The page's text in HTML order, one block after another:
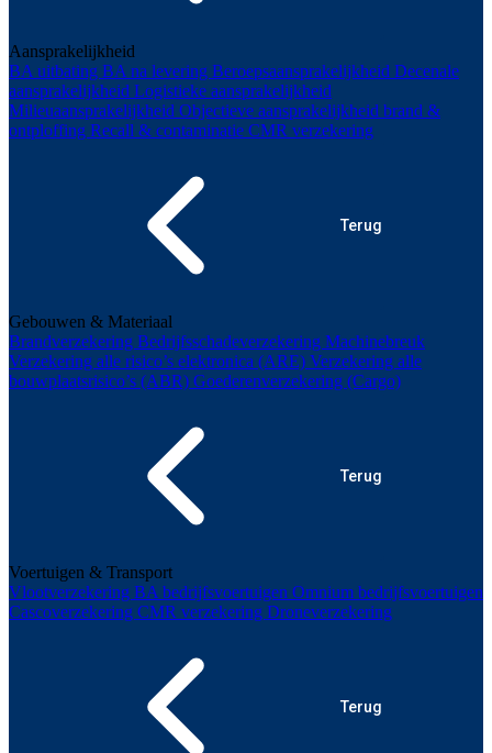
Aansprakelijkheid
BA uitbating BA na levering Beroepsaansprakelijkheid Decenale
aansprakelijkheid Logistieke aansprakelijkheid
Milieuaansprakelijkheid Objectieve aansprakelijkheid brand &
ontploffing Recall & contaminatie CMR verzekering
Terug
Gebouwen & Materiaal
Brandverzekering Bedrijfsschadeverzekering Machinebreuk
Verzekering alle risico’s elektronica (ARE) Verzekering alle
bouwplaatsrisico’s (ABR) Goederenverzekering (Cargo)
Terug
Voertuigen & Transport
Vlootverzekering BA bedrijfsvoertuigen Omnium bedrijfsvoertuigen
Cascoverzekering CMR verzekering Droneverzekering
Terug